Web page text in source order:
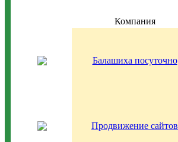
Компания
Балашиха посуточно
Продвижение сайтов